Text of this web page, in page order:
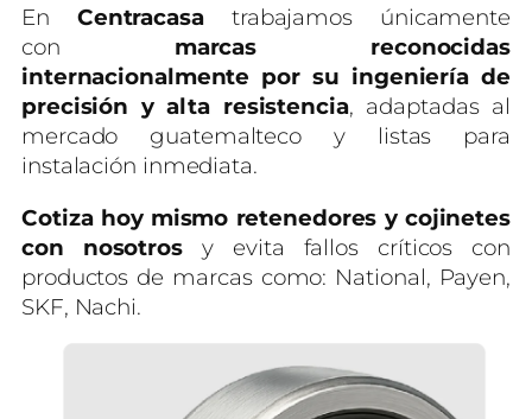
En Centracasatrabajamos únicamente
con marcas reconocidas
internacionalmente por su ingeniería de
precisión y alta resistencia, adaptadas al
mercado guatemalteco y listas para
instalación inmediata.
Cotiza hoy mismo retenedores y cojinetes
con nosotrosy evita fallos críticos con
productos de marcas como: National, Payen,
SKF, Nachi.